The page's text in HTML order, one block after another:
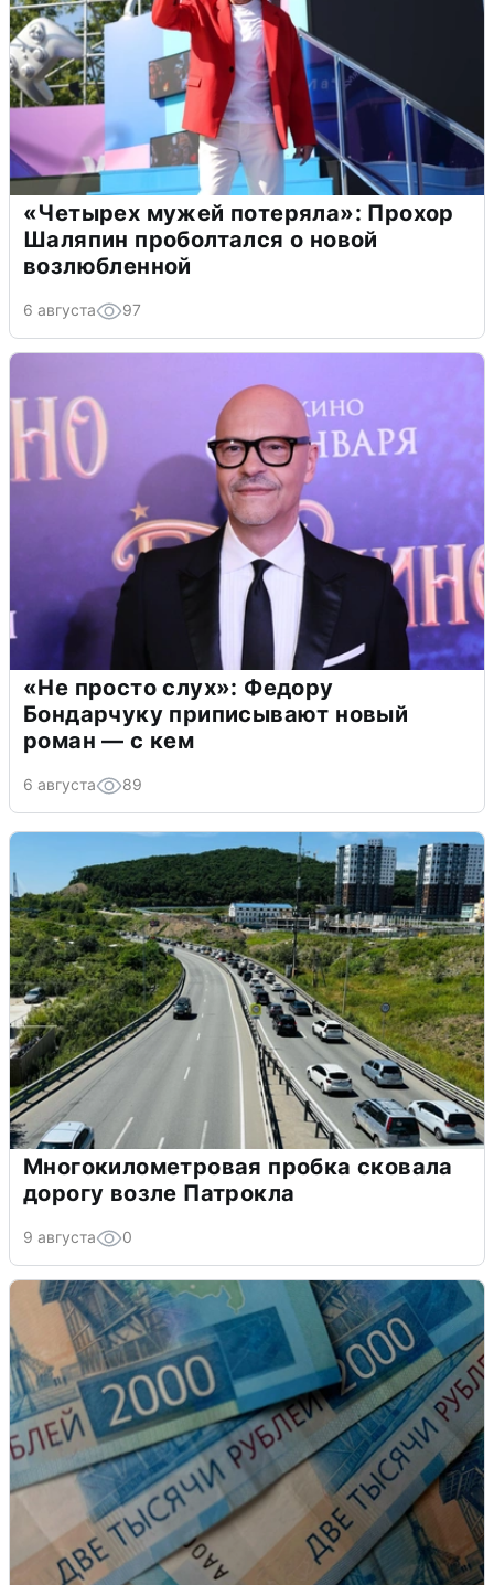
«Четырех мужей потеряла»: Прохор
Шаляпин проболтался о новой
возлюбленной
6 августа 97
«Не просто слух»: Федору
Бондарчуку приписывают новый
роман — с кем
6 августа 89
Многокилометровая пробка сковала
дорогу возле Патрокла
9 августа 0